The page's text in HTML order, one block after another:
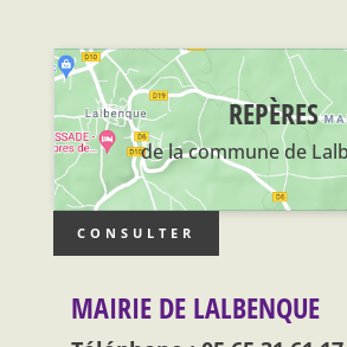
REPÈRES
de la commune de
CONSULTER
MAIRIE DE LALBENQUE